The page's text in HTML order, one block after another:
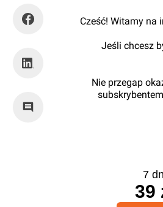
Cześć! Witamy
Jeśli chcesz
Nie przegap
7
39